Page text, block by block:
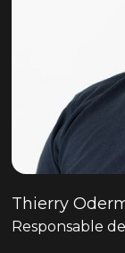
Thierry
Responsable